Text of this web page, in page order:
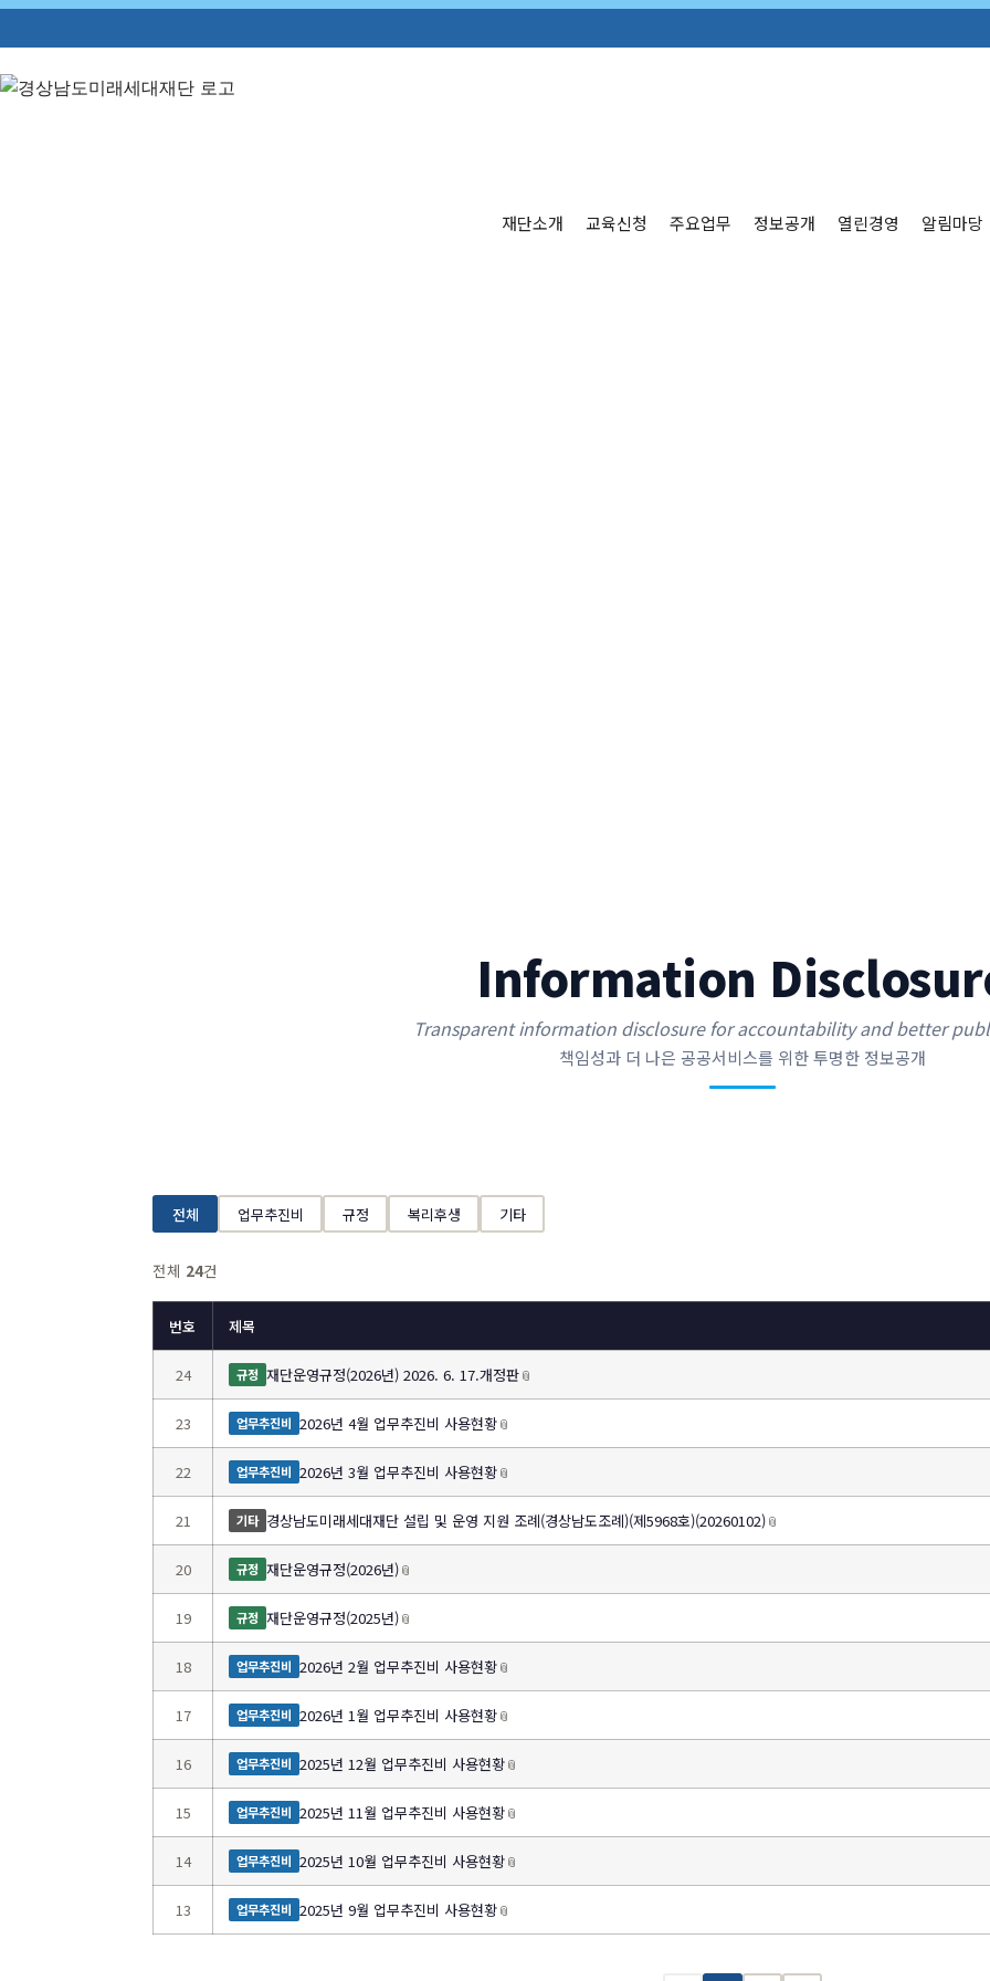
재단소개 교육신청 주요업무 정보공개 열린경영 알림마당
Information
Transparent information disclosure for accountability and better
책임성과 더 나은 공공서비스를 위한 투명한 정보공개
전체 업무추진비 규정 복리후생 기타
전체 24건
번호 제목
24 규정 재단운영규정(2026년) 2026. 6. 17.개정판📎
23 업무추진비 2026년 4월 업무추진비 사용현황📎
22 업무추진비 2026년 3월 업무추진비 사용현황📎
21 기타 경상남도미래세대재단 설립 및 운영 지원 조례(경상남도조례)(제5968호)(20260102)📎
20 규정 재단운영규정(2026년)📎
19 규정 재단운영규정(2025년)📎
18 업무추진비 2026년 2월 업무추진비 사용현황📎
17 업무추진비 2026년 1월 업무추진비 사용현황📎
16 업무추진비 2025년 12월 업무추진비 사용현황📎
15 업무추진비 2025년 11월 업무추진비 사용현황📎
14 업무추진비 2025년 10월 업무추진비 사용현황📎
13 업무추진비 2025년 9월 업무추진비 사용현황📎